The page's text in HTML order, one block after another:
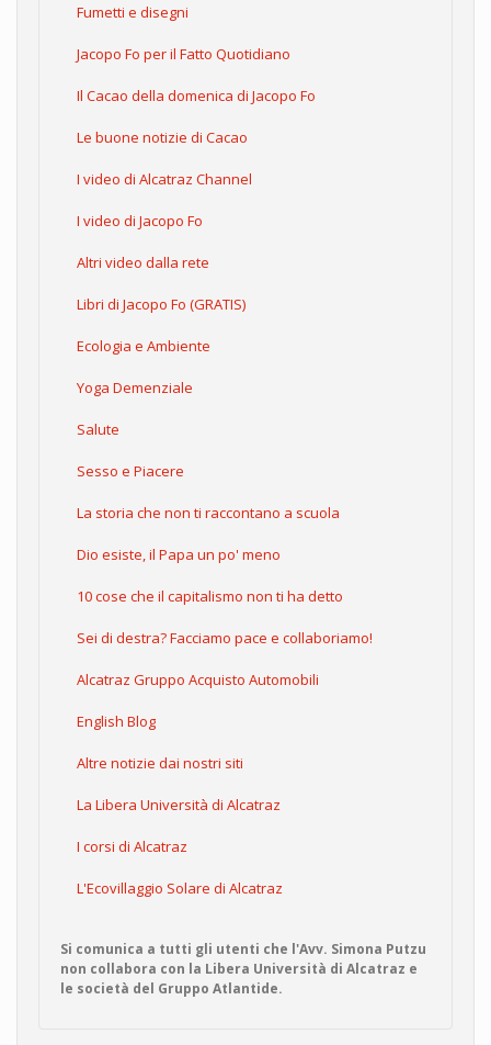
Fumetti e disegni
Jacopo Fo per il Fatto Quotidiano
Il Cacao della domenica di Jacopo Fo
Le buone notizie di Cacao
I video di Alcatraz Channel
I video di Jacopo Fo
Altri video dalla rete
Libri di Jacopo Fo (GRATIS)
Ecologia e Ambiente
Yoga Demenziale
Salute
Sesso e Piacere
La storia che non ti raccontano a scuola
Dio esiste, il Papa un po' meno
10 cose che il capitalismo non ti ha detto
Sei di destra? Facciamo pace e collaboriamo!
Alcatraz Gruppo Acquisto Automobili
English Blog
Altre notizie dai nostri siti
La Libera Università di Alcatraz
I corsi di Alcatraz
L'Ecovillaggio Solare di Alcatraz
Si comunica a tutti gli utenti che l'Avv. Simona Putzu
non collabora con la Libera Università di Alcatraz e
le società del Gruppo Atlantide.